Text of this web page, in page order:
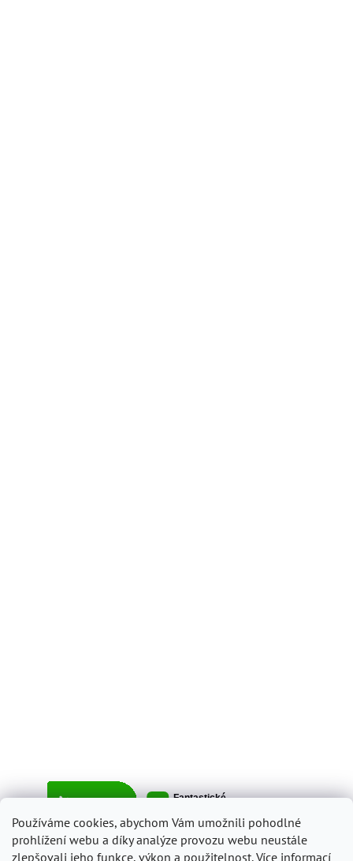
Používáme cookies, abychom Vám umožnili pohodlné
prohlížení webu a díky analýze provozu webu neustále
zlepšovali jeho funkce, výkon a použitelnost.Více informací